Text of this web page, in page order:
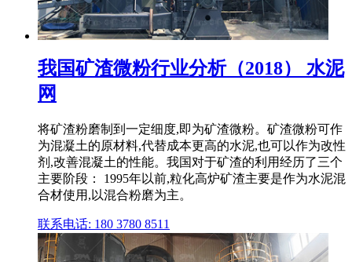
我国矿渣微粉行业分析（2018） 水泥
网
将矿渣粉磨制到一定细度,即为矿渣微粉。矿渣微粉可作
为混凝土的原材料,代替成本更高的水泥,也可以作为改性
剂,改善混凝土的性能。我国对于矿渣的利用经历了三个
主要阶段： 1995年以前,粒化高炉矿渣主要是作为水泥混
合材使用,以混合粉磨为主。
联系电话: 180 3780 8511